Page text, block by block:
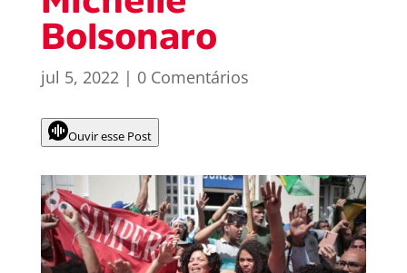
Bolsonaro
jul 5, 2022| 0 Comentários
Ouvir esse Post